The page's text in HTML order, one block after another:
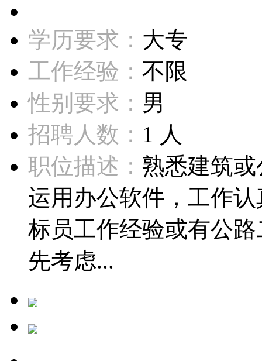
学历要求： 大专
工作经验： 不限
性别要求： 男
招聘人数： 1 人
职位描述： 熟悉建筑
运用办公软件，工作
标员工作经验或有公
先考虑...